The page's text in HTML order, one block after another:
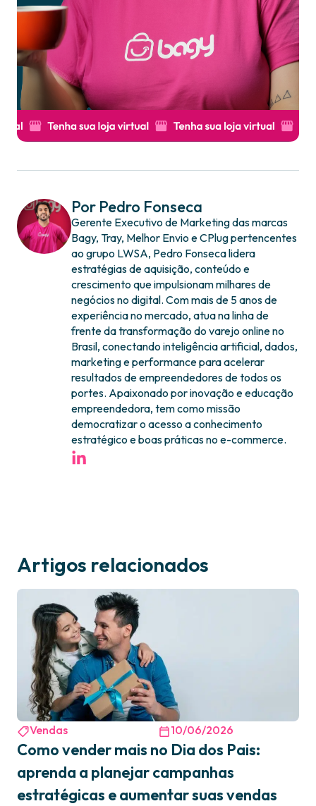
Por Pedro Fonseca
Gerente Executivo de Marketing das marcas
Bagy, Tray, Melhor Envio e CPlug pertencentes
ao grupo LWSA, Pedro Fonseca lidera
estratégias de aquisição, conteúdo e
crescimento que impulsionam milhares de
negócios no digital. Com mais de 5 anos de
experiência no mercado, atua na linha de
frente da transformação do varejo online no
Brasil, conectando inteligência artificial, dados,
marketing e performance para acelerar
resultados de empreendedores de todos os
portes. Apaixonado por inovação e educação
empreendedora, tem como missão
democratizar o acesso a conhecimento
estratégico e boas práticas no e-commerce.
Artigos relacionados
Vendas 10/06/2026
Como vender mais no Dia dos Pais:
aprenda a planejar campanhas
estratégicas e aumentar suas vendas